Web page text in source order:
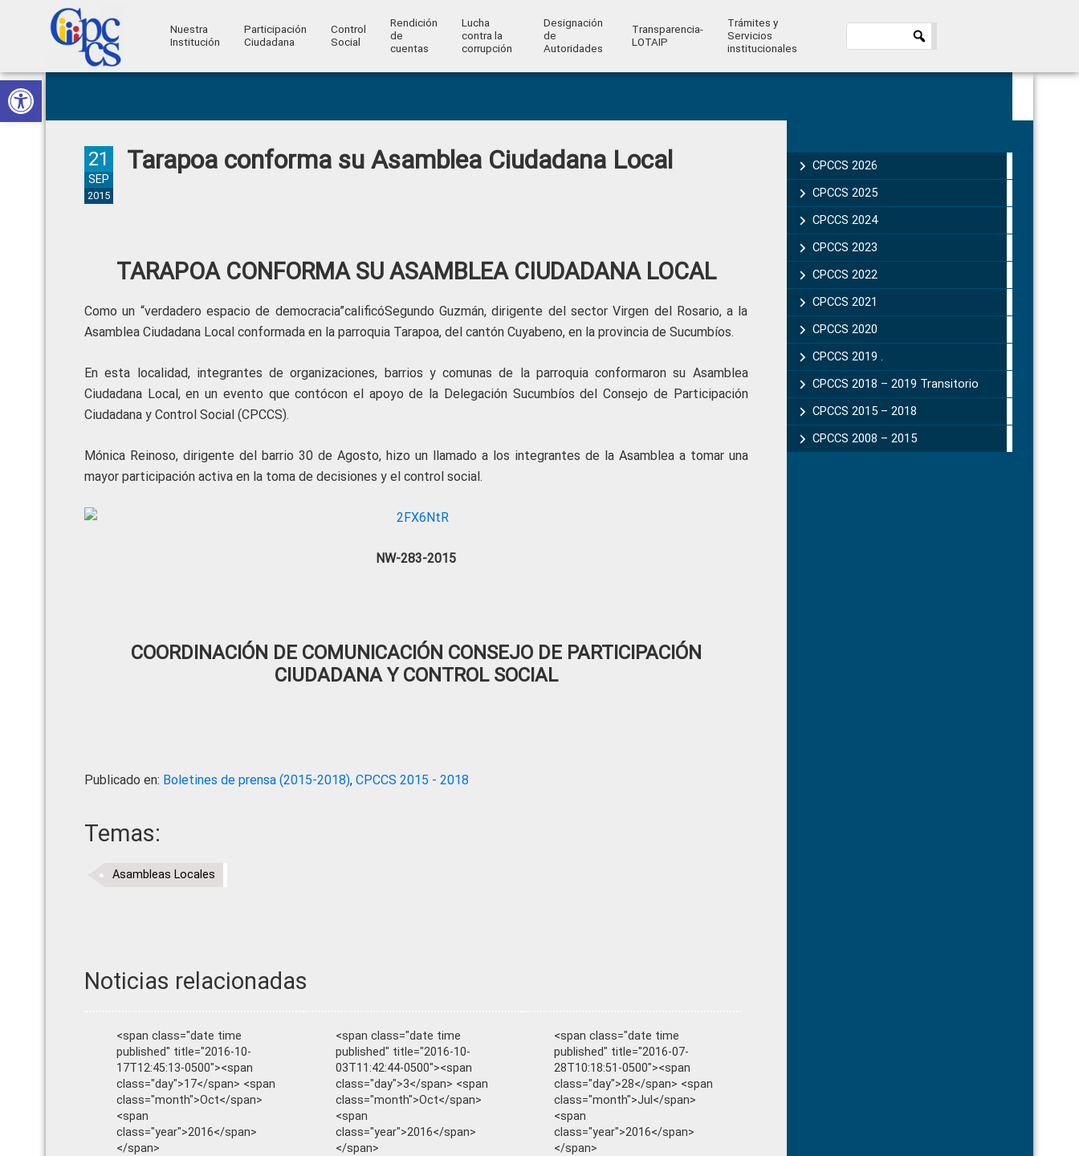
Abrir barra de herramientas
Skip
to
primary
Skip
to
main
Skip
to
primary
Skip
to
footer
Ciudadana
Control
Ciudadano
Nuestra
Institución
Participación
Ciudadana
Control
Social
Rendición
de
cuentas
Lucha
contra la
corrupción
Designación
de
Autoridades
Transparencia-
LOTAIP
Trámites y
Servicios
institucionales
Tarapoa conforma su Asamblea Ciudadana Local
21
SEP
2015
TARAPOA CONFORMA SU ASAMBLEA CIUDADANA LOCAL
Como un “verdadero espacio de democracia”calificóSegundo Guzmán, dirigente del sector Virgen del Rosario, a la
Asamblea Ciudadana Local conformada en la parroquia Tarapoa, del cantón Cuyabeno, en la provincia de Sucumbíos.
En esta localidad, integrantes de organizaciones, barrios y comunas de la parroquia conformaron su Asamblea
Ciudadana Local, en un evento que contócon el apoyo de la Delegación Sucumbíos del Consejo de Participación
Ciudadana y Control Social (CPCCS).
Mónica Reinoso, dirigente del barrio 30 de Agosto, hizo un llamado a los integrantes de la Asamblea a tomar una
mayor participación activa en la toma de decisiones y el control social.
NW-283-2015
COORDINACIÓN DE COMUNICACIÓN CONSEJO DE PARTICIPACIÓN
CIUDADANA Y CONTROL SOCIAL
Publicado en: Boletines de prensa (2015-2018), CPCCS 2015 - 2018
Temas:
Asambleas Locales
Noticias relacionadas
<span class="date time
published" title="2016-10-
17T12:45:13-0500"><span
class="day">17</span> <span
class="month">Oct</span>
<span
class="year">2016</span>
</span>
<span class="date time
published" title="2016-10-
03T11:42:44-0500"><span
class="day">3</span> <span
class="month">Oct</span>
<span
class="year">2016</span>
</span>
<span class="date time
published" title="2016-07-
28T10:18:51-0500"><span
class="day">28</span> <span
class="month">Jul</span>
<span
class="year">2016</span>
</span>
Sidebar
CPCCS 2026
CPCCS 2025
CPCCS 2024
CPCCS 2023
CPCCS 2022
CPCCS 2021
CPCCS 2020
CPCCS 2019 .
CPCCS 2018 – 2019 Transitorio
CPCCS 2015 – 2018
CPCCS 2008 – 2015